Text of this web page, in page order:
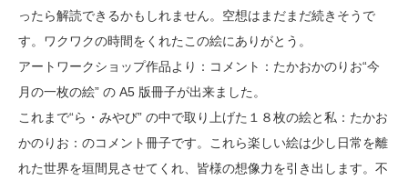
ったら解読できるかもしれません。空想はまだまだ続きそうで
す。ワクワクの時間をくれたこの絵にありがとう。
アートワークショップ作品より：コメント：たかおかのりお“今
月の一枚の絵” の A5 版冊子が出来ました。
これまで“ら・みやび” の中で取り上げた１８枚の絵と私：たかお
かのりお：のコメント冊子です。これら楽しい絵は少し日常を離
れた世界を垣間見させてくれ、皆様の想像力を引き出します。不